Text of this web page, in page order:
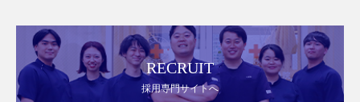
RECRUIT
採用専門サイトへ